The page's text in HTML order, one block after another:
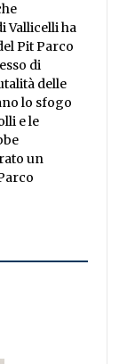
Vallicelli ha
Pit Parco
di
delle
lo sfogo
e le
un